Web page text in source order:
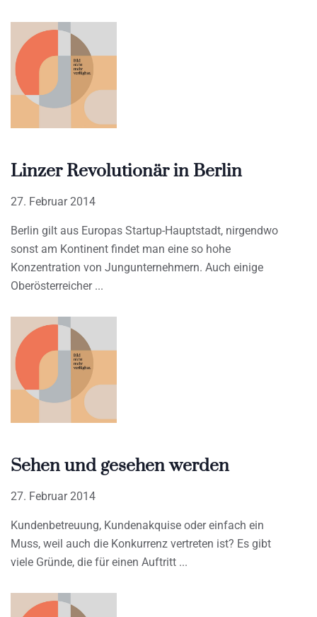
Linzer Revolutionär in Berlin
27. Februar 2014
Berlin gilt aus Europas Startup-Hauptstadt, nirgendwo
sonst am Kontinent findet man eine so hohe
Konzentration von Jungunternehmern. Auch einige
Oberösterreicher
Sehen und gesehen werden
27. Februar 2014
Kundenbetreuung, Kundenakquise oder einfach ein
Muss, weil auch die Konkurrenz vertreten ist? Es gibt
viele Gründe, die für einen Auftritt